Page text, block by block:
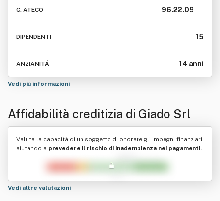
C. ATECO 96.22.09
DIPENDENTI 15
ANZIANITÁ 14 anni
Vedi più informazioni
Affidabilità creditizia di Giado Srl
Valuta la capacità di un soggetto di onorare gli impegni finanziari,
aiutando a prevedere il rischio di inadempienza nei pagamenti.
Vedi altre valutazioni